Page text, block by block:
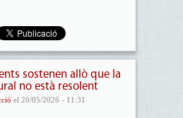
sostenen allò que la
no està resolent
el 20/05/2026 - 11:31